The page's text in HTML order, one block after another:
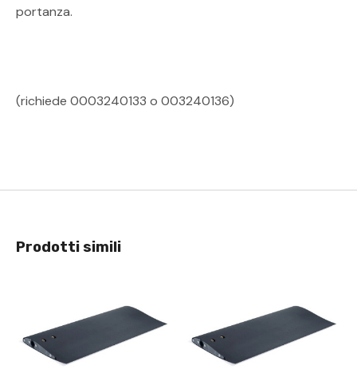
portanza.
(richiede 0003240133 o 003240136)
Prodotti simili